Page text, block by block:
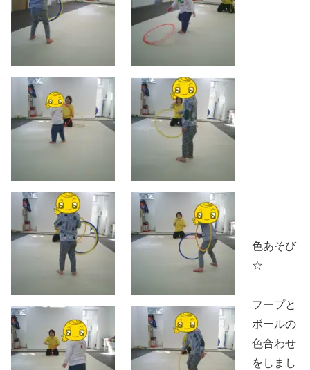
色あそび
☆
フープと
ボールの
色合わせ
をしまし